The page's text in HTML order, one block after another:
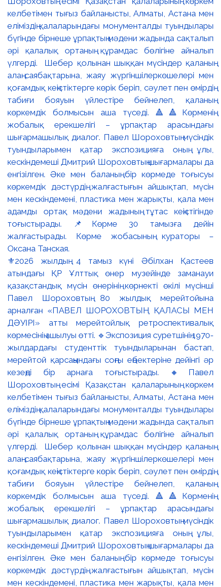
⚜️2026 жылдың 4 тамыз күні Әбілхан Қастеев
атындағы ҚР Ұлттық өнер музейінде заманауи
қазақстандық мүсін өнерінің көрнекті өкілі мүсінші
Павел Шороховтың 80 жылдық мерейтойына
арналған «ПАВЕЛ ШОРОХОВТЫҢ ҚАЛАСЫ МЕН
ДӘУІРІ» атты мерейтойлық ретроспективалық
көрмесінің ашылуы өтті. 🔹Экспозиция суретшінің 1970-
жылдардағы студенттік туындыларынан бастап,
мерейтой қарсаңындағы соңғы еңбектеріне дейінгі әр
кезеңді бір арнаға тоғыстырады. 🔸Павел
Шороховтың есімі Қазақстан қалаларының көркем
келбетімен тығыз байланысты, Алматы, Астана мен
еліміздің қалаларындағы монументалды туындылары
бүгінде бірнеше ұрпақтың мәдени жадында сақталып
әрі қалалық ортаның құрамдас бөлігіне айналып
үлгерді. Шебер қолынан шыққан мүсіндер қаланың
алаң-саябақтарына, жаяу жүргіншілеркөшелері мен
қоғамдық кеңістіктерге көрік беріп, сәулет пен өмірдің
табиғи бояуын үйлестіре бейнелеп, қаланың
көркемдік болмысын аша түседі. 🔺🔺Көрменің
жобалық ерекшелігі – ұрпақтар арасындағы
шығармашылық диалог. Павел Шороховтың мүсіндік
туындыларымен қатар экспозицияға оның ұлы,
кескіндемеші Дмитрий Шороховтың шығармалары да
енгізілген. Әке мен баланың бір көрмеде тоғысуы
көркемдік дәстүрдің жалғастығын айшықтап, мүсін
мен кескіндемені, пластика мен жарықты, қала мен